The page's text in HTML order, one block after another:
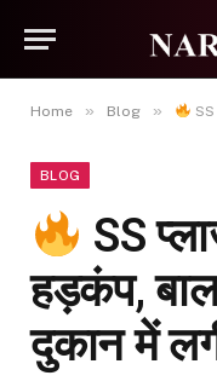
Home » Blog » SS
BLOG
SS
हड़कंप,
दुकान में